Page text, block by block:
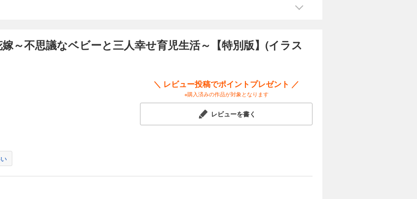
～不思議なベビーと三人幸せ育児生活～【特別版】(イラス
＼ レビュー投稿でポイントプレゼント ／
※購入済みの作品が対象となります
レビューを書く